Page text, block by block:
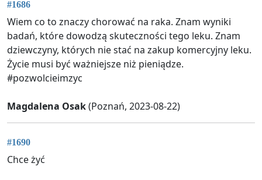
#1686
Wiem co to znaczy chorować na raka. Znam wyniki
badań, które dowodzą skuteczności tego leku. Znam
dziewczyny, których nie stać na zakup komercyjny leku.
Życie musi być ważniejsze niż pieniądze.
#pozwolcieimzyc
Magdalena Osak(Poznań, 2023-08-22)
#1690
Chce żyć